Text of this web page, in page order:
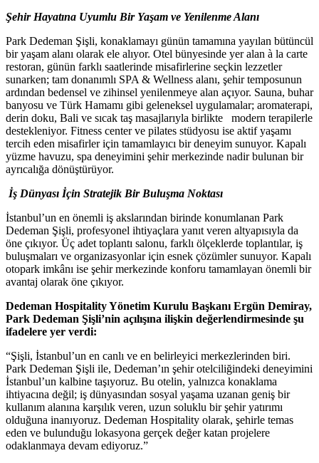
Şehir Hayatına Uyumlu Bir Yaşam ve Yenilenme Alanı
Park Dedeman Şişli, konaklamayı günün tamamına yayılan bütüncül
bir yaşam alanı olarak ele alıyor. Otel bünyesinde yer alan à la carte
restoran, günün farklı saatlerinde misafirlerine seçkin lezzetler
sunarken; tam donanımlı SPA & Wellness alanı, şehir temposunun
ardından bedensel ve zihinsel yenilenmeye alan açıyor. Sauna, buhar
banyosu ve Türk Hamamı gibi geleneksel uygulamalar; aromaterapi,
derin doku, Bali ve sıcak taş masajlarıyla birlikte modern terapilerle
destekleniyor. Fitness center ve pilates stüdyosu ise aktif yaşamı
tercih eden misafirler için tamamlayıcı bir deneyim sunuyor. Kapalı
yüzme havuzu, spa deneyimini şehir merkezinde nadir bulunan bir
ayrıcalığa dönüştürüyor.
İş Dünyası İçin Stratejik Bir Buluşma Noktası
İstanbul’un en önemli iş akslarından birinde konumlanan Park
Dedeman Şişli, profesyonel ihtiyaçlara yanıt veren altyapısıyla da
öne çıkıyor. Üç adet toplantı salonu, farklı ölçeklerde toplantılar, iş
buluşmaları ve organizasyonlar için esnek çözümler sunuyor. Kapalı
otopark imkânı ise şehir merkezinde konforu tamamlayan önemli bir
avantaj olarak öne çıkıyor.
Dedeman Hospitality Yönetim Kurulu Başkanı Ergün Demiray,
Park Dedeman Şişli’nin açılışına ilişkin değerlendirmesinde şu
ifadelere yer verdi:
“Şişli, İstanbul’un en canlı ve en belirleyici merkezlerinden biri.
Park Dedeman Şişli ile, Dedeman’ın şehir otelciliğindeki deneyimini
İstanbul’un kalbine taşıyoruz. Bu otelin, yalnızca konaklama
ihtiyacına değil; iş dünyasından sosyal yaşama uzanan geniş bir
kullanım alanına karşılık veren, uzun soluklu bir şehir yatırımı
olduğuna inanıyoruz. Dedeman Hospitality olarak, şehirle temas
eden ve bulunduğu lokasyona gerçek değer katan projelere
odaklanmaya devam ediyoruz.”